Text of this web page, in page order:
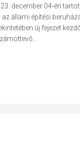
december 04-én
állami építési
új fejezet